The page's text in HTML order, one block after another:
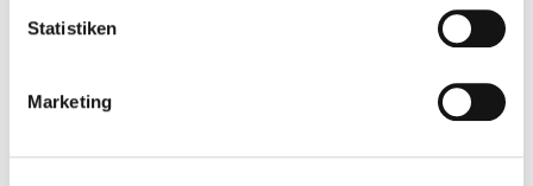
Statistiken
Marketing
Und um bis dahin die Winterpölsterchen zu verlieren und deinem
Körper mal was Gutes zu tun, empfehlen wir dir hier das ein oder
Mehr erfahren